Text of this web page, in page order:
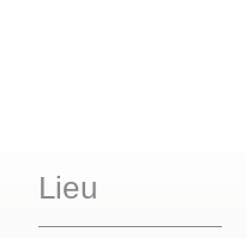
Lieu